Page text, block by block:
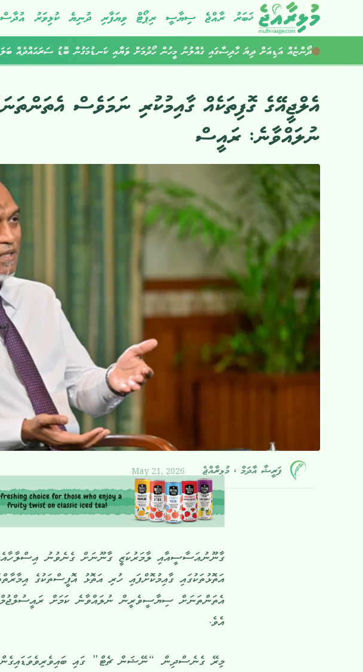
ޚަބަރު ރާއްޖެ ސިޔާސީ ރިޕޯޓް ވިޔަފާރި ދުނިޔެ ކުޅިވަރު އުދާސް
މަސްތުވާތަކެތީގެ ދެ އޮޕަރޭޝަނެއްގައި ހަތަރު މީހުން ހައްޔަރުކޮށްފި
އެލްޖީއޭގެ ގޮފިތަކެއް ގާއިމުކުރި ނަމަވެސް
ނުލައްވާނެ: ރައީސް
ފަރީޝާ އާދަމް ، މުޅިރާއްޖެ May 21, 2026
ގާނޫނުއަސާސީއާއި ލާމަރުކަޒީ ގާނޫނަށް ގެނެވުނު
އަތޮޅުތަކުގައި ގާއިމުކޮށްފައި ހުރި އަތޮޅު އޮފީސްތަކުގެ
އެތަންތަނަށް ސިޔާސީވެރީން ނުލައްވާނެ ކަމަށް
އެވެ.
މިރޭ ގެނެސްދިން “ނޭޝަން ޗެޓް” ގައި ބައިވެރިވެވަޑައިގެން